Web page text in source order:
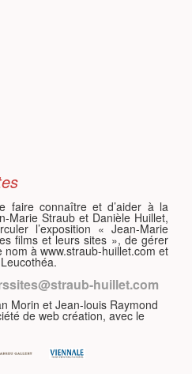
faire connaître et d’aider à la
Marie Straub et Danièle Huillet,
l’exposition « Jean-Marie
films et leurs sites », de gérer
à www.straub-huillet.com et
huillet.com
Morin et Jean-louis Raymond
de web création, avec le